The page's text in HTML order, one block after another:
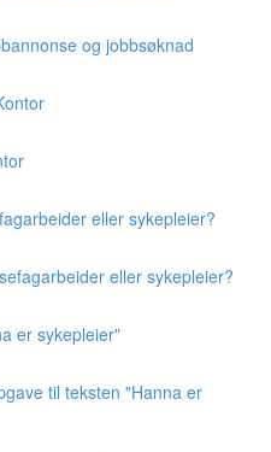
og jobbsøknad
eller sykepleier?
eller sykepleier?
er sykepleier"
til teksten "Hanna er